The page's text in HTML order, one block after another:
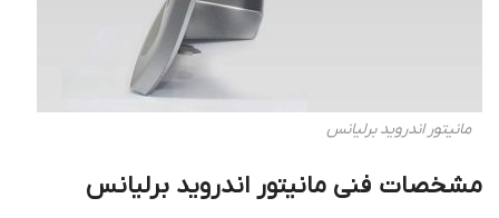
مانیتور اندروید برلیانس
مشخصات فنی مانیتور اندروید برلیانس